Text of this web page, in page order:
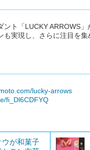
ト「LUCKY ARROWS
実現し、さらに注目を集
lucky-arrows
fi_Dl6CDFYQ
ウが和菓子